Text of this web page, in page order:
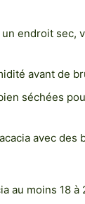
endroit sec,
avant de
séchées
avec des
au moins 18 à